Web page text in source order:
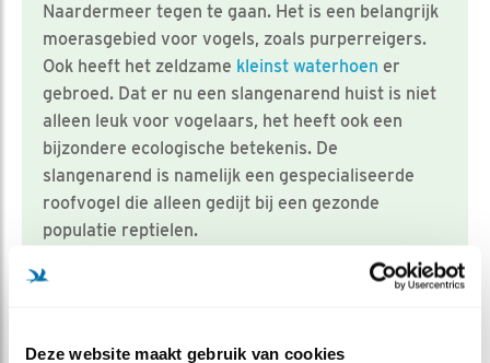
Deze website maakt gebruik van cookies
Naardermeer tegen te gaan. Het is een belangrijk
moerasgebied voor vogels, zoals purperreigers.
Ook heeft het zeldzame kleinst waterhoen er
gebroed. Dat er nu een slangenarend huist is niet
alleen leuk voor vogelaars, het heeft ook een
bijzondere ecologische betekenis. De
slangenarend is namelijk een gespecialiseerde
roofvogel die alleen gedijt bij een gezonde
populatie reptielen.
Kijk voor waarnemingen van de slangenarend in